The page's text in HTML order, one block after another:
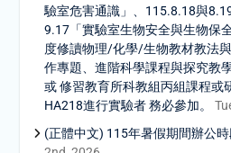
驗室危害通識」、115.8.18與
9.17「實驗室生物安全與生物保
度修讀物理/化學/生物教材教法
作專題、進階科學課程與探究教
或 修習教育所科教組丙組課程或
HA218進行實驗者 務必參加。
(正體中文) 115年暑假期間辦公時